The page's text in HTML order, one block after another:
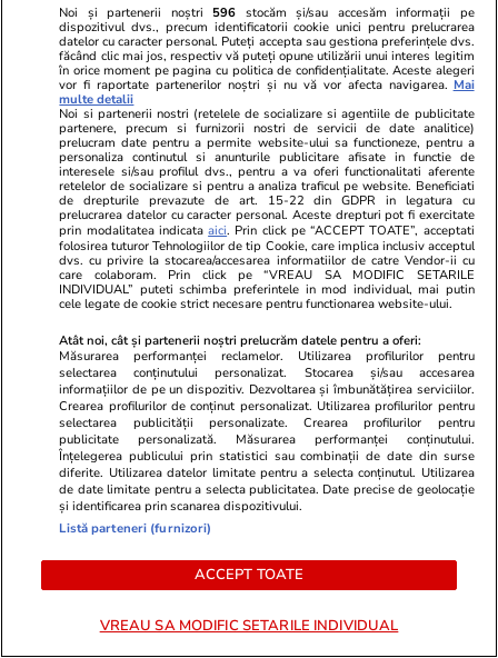
Moartea unui român de 19 ani
la cules de roșii, pe o căldură
de 40 de grade, provoacă
revolta sindicatelor și
politicienilor din Italia: „Viața
unui om nu poate valora mai
puțin decât o cultură de roșii”
Știri România 19:48
Catedrala Mitropolitană, Opera
și alte biserici din Timișoara
rămân fără iluminat în cadrul
măsurilor de economisire a
energiei
Știri România 19:43
Un hotel de lux din România a
anunțat că stinge iluminatul
exterior după ora 23.00 și oferă
20% reducere la preparatele
Noi și partenerii noștri 596 stocăm și/sau accesăm informații pe
dispozitivul dvs., precum identificatorii cookie unici pentru prelucrarea
datelor cu caracter personal. Puteți accepta sau gestiona preferințele dvs.
făcând clic mai jos, respectiv vă puteți opune utilizării unui interes legitim
în orice moment pe pagina cu politica de confidențialitate. Aceste alegeri
vor fi raportate partenerilor noștri și nu vă vor afecta navigarea. Mai
multe detalii
Noi si partenerii nostri (retelele de socializare si agentiile de publicitate
partenere, precum si furnizorii nostri de servicii de date analitice)
prelucram date pentru a permite website-ului sa functioneze, pentru a
personaliza continutul si anunturile publicitare afisate in functie de
interesele si/sau profilul dvs., pentru a va oferi functionalitati aferente
retelelor de socializare si pentru a analiza traficul pe website. Beneficiati
de drepturile prevazute de art. 15-22 din GDPR in legatura cu
prelucrarea datelor cu caracter personal. Aceste drepturi pot fi exercitate
prin modalitatea indicataaici. Prin click pe “ACCEPT TOATE”, acceptati
folosirea tuturor Tehnologiilor de tip Cookie, care implica inclusiv acceptul
dvs. cu privire la stocarea/accesarea informatiilor de catre Vendor-ii cu
care colaboram. Prin click pe “VREAU SA MODIFIC SETARILE
INDIVIDUAL” puteti schimba preferintele in mod individual, mai putin
cele legate de cookie strict necesare pentru functionarea website-ului.
Atât noi, cât și partenerii noștri prelucrăm datele pentru a oferi:
Măsurarea performanței reclamelor. Utilizarea profilurilor pentru
selectarea conținutului personalizat. Stocarea și/sau accesarea
informațiilor de pe un dispozitiv. Dezvoltarea și îmbunătățirea serviciilor.
Crearea profilurilor de conținut personalizat. Utilizarea profilurilor pentru
selectarea publicității personalizate. Crearea profilurilor pentru
publicitate personalizată. Măsurarea performanței conținutului.
Înțelegerea publicului prin statistici sau combinații de date din surse
diferite. Utilizarea datelor limitate pentru a selecta conținutul. Utilizarea
de date limitate pentru a selecta publicitatea. Date precise de geolocație
și identificarea prin scanarea dispozitivului.
Listă parteneri (furnizori)
ACCEPT TOATE
VREAU SA MODIFIC SETARILE INDIVIDUAL